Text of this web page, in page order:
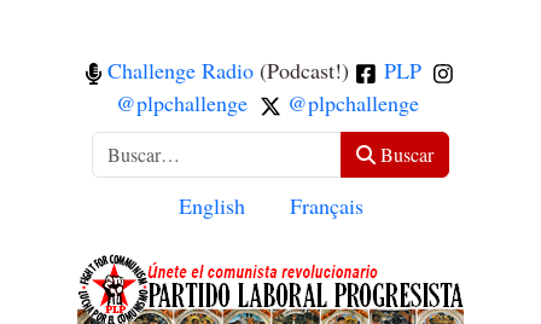
Challenge Radio (Podcast!)
PLP
@plpchallenge
@plpchallenge
Buscar Buscar
Seleccione su idioma
English Français